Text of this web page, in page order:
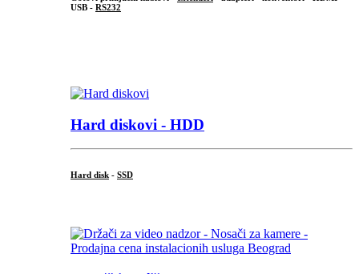
USB - RS232
Hard diskovi - HDD
Hard disk - SSD